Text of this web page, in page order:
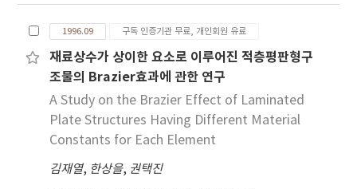
충격하-승에 대하여 Eul e r 기 풍 의 동적 좌룹거동과
고유치 문 제 활 해석하였다. 수 치해석 예제를 통하여
본 연구의 견파렐 겁증하였다.
1996.09 구독 인증기관 무료, 개인회원 유료
재료상수가 상이한 요소로 이루어진 적층평판형구
조물의 Brazier효과에 관한 연구
A Study on the Brazier Effect of Laminated
Plate Structures Having Different Material
Constants for Each Element
김재열, 한상을, 권택진